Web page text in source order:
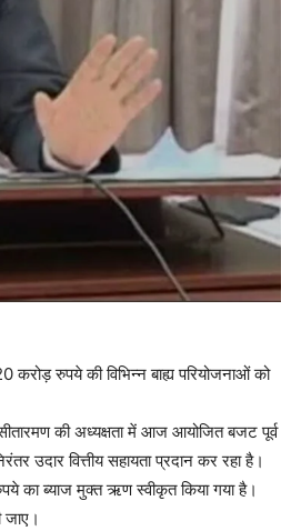
करोड़ रुपये की विभिन्न बाह्य परियोजनाओं को
की अध्यक्षता में आज आयोजित बजट पूर्व
उदार वित्तीय सहायता प्रदान कर रहा है।
का ब्याज मुक्त ऋण स्वीकृत किया गया है।
जाए।